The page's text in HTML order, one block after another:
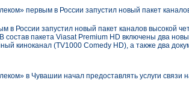
первым в России запустил новый пакет
в России запустил новый пакет каналов высокой
состав пакета Viasat Premium HD включены два
киноканал (TV1000 Comedy HD), а также два
в Чувашии начал предоставлять услуги связи